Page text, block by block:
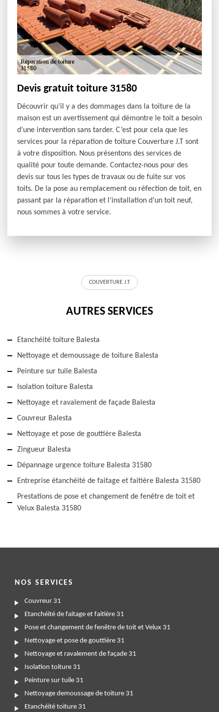
Devis gratuit toiture 31580
Découvrir qu’il y a des dommages dans la toiture de la
maison est un avertissement qui démontre le toit a besoin
d’une intervention sans tarder. C’est pour cela que les
services pour la réparation de toiture Couverture J.T sont
à votre disposition. Nous présentons des services de
qualité pour toute demande. Contactez-nous pour des
devis sur tous les types de travaux ou de fuite sur vos
toits. De la pose au remplacement ou réfection de toit, en
passant par la réparation et l’installation d’un toit neuf,
nous sommes à votre service.
COUVERTURE J.T
AUTRES SERVICES
Etanchéité toiture Balesta
Nettoyage et demoussage de toiture Balesta
Peinture sur tuile Balesta
Isolation toiture Balesta
Nettoyage et ravalement de façade Balesta
Couvreur Balesta
Nettoyage et pose de gouttière Balesta
Zingueur Balesta
Dépannage urgence toiture Balesta 31580
Entreprise étanchéité de faitage et faitière Balesta 31580
Prestations de pose et changement de fenêtre de toit et
Velux Balesta 31580
NOS SERVICES
Couvreur 31
Etanchéité de faitage et faitière 31
Pose et changement de fenêtre de toit et Velux 31
Nettoyage et pose de gouttière 31
Nettoyage et ravalement de façade 31
Isolation toiture 31
Peinture sur tuile 31
Nettoyage demoussage de toiture 31
Etanchéité toiture 31